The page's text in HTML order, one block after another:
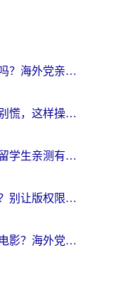
酷狗会员在国外可以听歌吗？海外党亲测有效：3步解决音乐权限难题
在国外无法听国内的歌？别慌，这样操作就能畅听QQ音乐（附亲测加速器推荐）
在国外如何看腾讯视频？留学生亲测有效的回国加速方案
在国外怎么听国内的音乐？别让版权限制断了你的华语歌单
怎么在国外看腾讯视频的电影？海外党亲测有效的回国加速指南